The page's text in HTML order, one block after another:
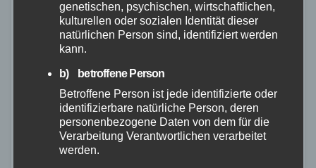
RETTUNGSDIENST WESTERWALD
verstärkt Rettungsdienst wegen
erwarteter Hitzebelastung
10. JULI 2026
Die Kreisverwaltung des Westerwaldkreises erhöht
genetischen, psychischen, wirtschaftlichen,
kulturellen oder sozialen Identität dieser
natürlichen Person sind, identifiziert werden
kann.
b) betroffene Person
Betroffene Person ist jede identifizierte oder
identifizierbare natürliche Person, deren
personenbezogene Daten von dem für die
Verarbeitung Verantwortlichen verarbeitet
werden.